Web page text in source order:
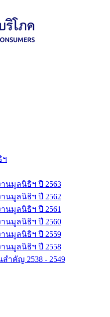
ฯ
นมูลนิธิฯ ปี 2563
นมูลนิธิฯ ปี 2562
นมูลนิธิฯ ปี 2561
นมูลนิธิฯ ปี 2560
นมูลนิธิฯ ปี 2559
นมูลนิธิฯ ปี 2558
ำคัญ 2538 - 2549